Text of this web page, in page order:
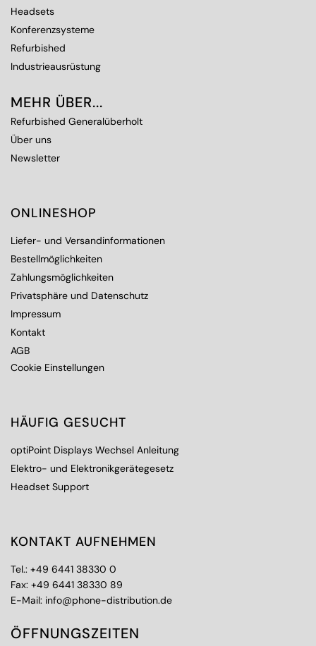
Headsets
Konferenzsysteme
Refurbished
Industrieausrüstung
MEHR ÜBER...
Refurbished Generalüberholt
Über uns
Newsletter
ONLINESHOP
Liefer- und Versandinformationen
Bestellmöglichkeiten
Zahlungsmöglichkeiten
Privatsphäre und Datenschutz
Impressum
Kontakt
AGB
Cookie Einstellungen
HÄUFIG GESUCHT
optiPoint Displays Wechsel Anleitung
Elektro- und Elektronikgerätegesetz
Headset Support
KONTAKT AUFNEHMEN
Tel.: +49 6441 38330 0
Fax: +49 6441 38330 89
E-Mail: info@phone-distribution.de
ÖFFNUNGSZEITEN